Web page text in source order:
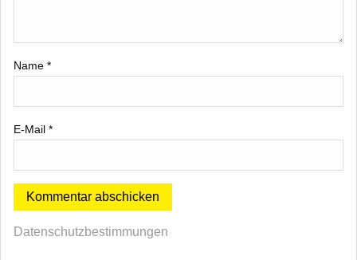
Name *
E-Mail *
Datenschutzbestimmungen